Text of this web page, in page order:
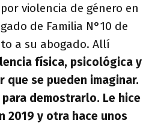
violencia de género en
de Familia N°10 de
a su abogado. Allí
física, psicológica y
que se pueden imaginar.
demostrarlo. Le hice
2019 y otra hace unos